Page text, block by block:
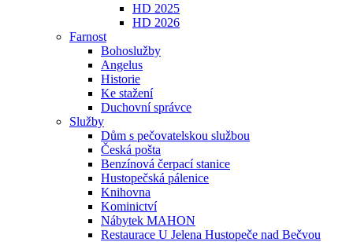
HD 2025
HD 2026
Farnost
Bohoslužby
Angelus
Historie
Ke stažení
Duchovní správce
Služby
Dům s pečovatelskou službou
Česká pošta
Benzínová čerpací stanice
Hustopečská pálenice
Knihovna
Kominictví
Nábytek MAHON
Restaurace U Jelena Hustopeče nad Bečvou